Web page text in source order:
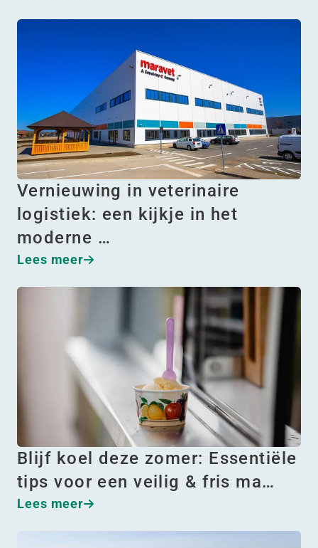
Vernieuwing in veterinaire
logistiek: een kijkje in het
moderne …
Lees meer
Blijf koel deze zomer: Essentiële
tips voor een veilig & fris ma…
Lees meer